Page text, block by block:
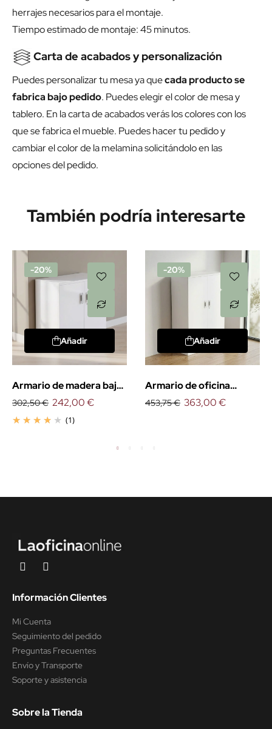
herrajes necesarios para el montaje.
Tiempo estimado de montaje: 45 minutos.
Carta de acabados y personalización
Puedes personalizar tu mesa ya quecada producto se
fabrica bajo pedido. Puedes elegir el color de mesa y
tablero. En la carta de acabados verás los colores con los
que se fabrica el mueble. Puedes hacer tu pedido y
cambiar el color de la melamina solicitándolo en las
opciones del pedido.
También podría interesarte
-20%
Añadir
Armario de madera bajo
con puertas
302,50 €
(1)
242,00 €
-20%
Añadir
Armario de oficina
medio con puertas
453,75 € 363,00 €
Información Clientes
Mi Cuenta
Seguimiento del pedido
Preguntas Frecuentes
Envío y Transporte
Soporte y asistencia
Sobre la Tienda